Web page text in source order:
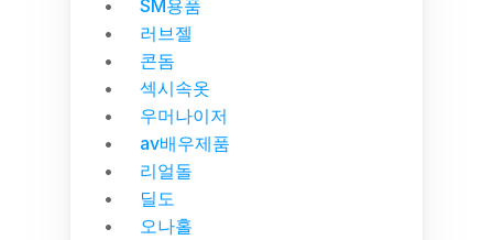
SM용품
러브젤
콘돔
섹시속옷
우머나이저
av배우제품
리얼돌
딜도
오나홀